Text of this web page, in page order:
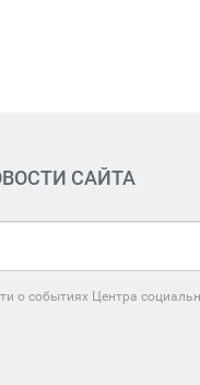
САЙТА
о событиях Центра